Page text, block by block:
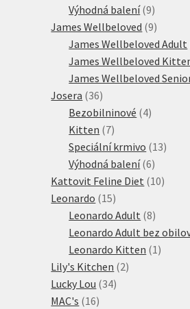
produktů
Výhodná balení 99
produktů
James Wellbeloved 99
James Wellbeloved Adult
James Wellbeloved
James Wellbeloved
Josera 3636
produktů
Bezobilninové 44
Kitten 77
produktů
Speciální krmivo 1313
Výhodná balení 66
produktů
Kattovit Feline Diet 1010
Leonardo 1515
produktů
Leonardo Adult 88
Leonardo Adult bez
Leonardo Kitten 1 1
Lily's Kitchen 22
Lucky Lou 3434
MAC's 1616